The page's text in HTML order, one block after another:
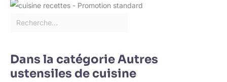
Dans la catégorie Autres
ustensiles de cuisine